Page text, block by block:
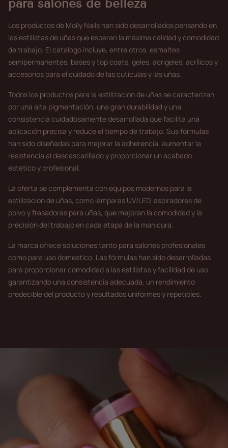
para salones de belleza
Los productos de Molly Nails han sido desarrollados pensando en
las estilistas de uñas que esperan la máxima calidad y comodidad
de trabajo. El catálogo incluye, entre otros, esmaltes
semipermanentes, bases y top coats, geles, acrigeles, acrílicos y
accesorios para el cuidado de las cutículas y las uñas.
Todos los productos para la estilización de uñas se caracterizan
por una alta pigmentación, una gran durabilidad y una
consistencia cuidadosamente desarrollada que facilita una
aplicación precisa y reduce el tiempo de trabajo. Sus fórmulas
han sido diseñadas para mejorar la adherencia, aumentar la
resistencia al descascarillado y proporcionar un acabado
estético y profesional.
La oferta se complementa con equipos modernos para la
estilización de uñas, como lámparas UV/LED, aspiradores de
polvo y fresadoras para uñas, que mejoran la comodidad y la
precisión del trabajo en cada etapa de la manicura.
La marca ofrece soluciones tanto para salones profesionales
como para uso doméstico. Las fórmulas han sido desarrolladas
para proporcionar comodidad a las estilistas y facilidad de uso,
garantizando una consistencia adecuada, un rendimiento
predecible del producto y resultados uniformes y repetibles.